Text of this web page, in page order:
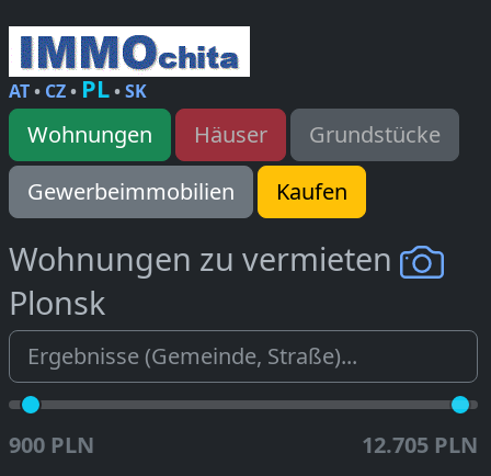
AT• CZ• PL•SK
Wohnungen Häuser
Grundstücke
Gewerbeimmobilien
Kaufen
Wohnungen zu vermieten
Plonsk
900 PLN 12.705 PLN